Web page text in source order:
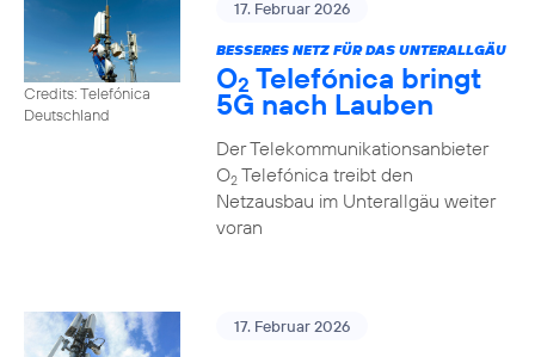
Credits: Telefónica
Deutschland
17. Februar 2026
BESSERES NETZ FÜR DAS UNTERALLGÄU
O2 Telefónica bringt
5G nach Lauben
Der Telekommunikationsanbieter
O2Telefónica treibt den
Netzausbau im Unterallgäu weiter
voran
17. Februar 2026